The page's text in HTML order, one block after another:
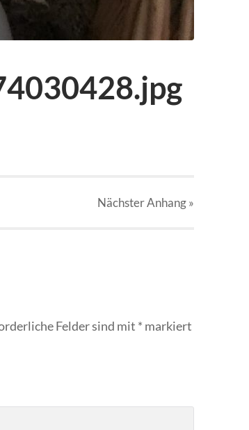
NächsterAnhang»
Felder sind mit * markiert